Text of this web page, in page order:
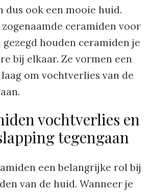
dus ook een mooie huid.
ceramiden voor
gezegd houden ceramiden je
bij elkaar. Ze vormen een
om vochtverlies van de
vochtverlies en
tegengaan
een belangrijke rol bij
van de huid. Wanneer je